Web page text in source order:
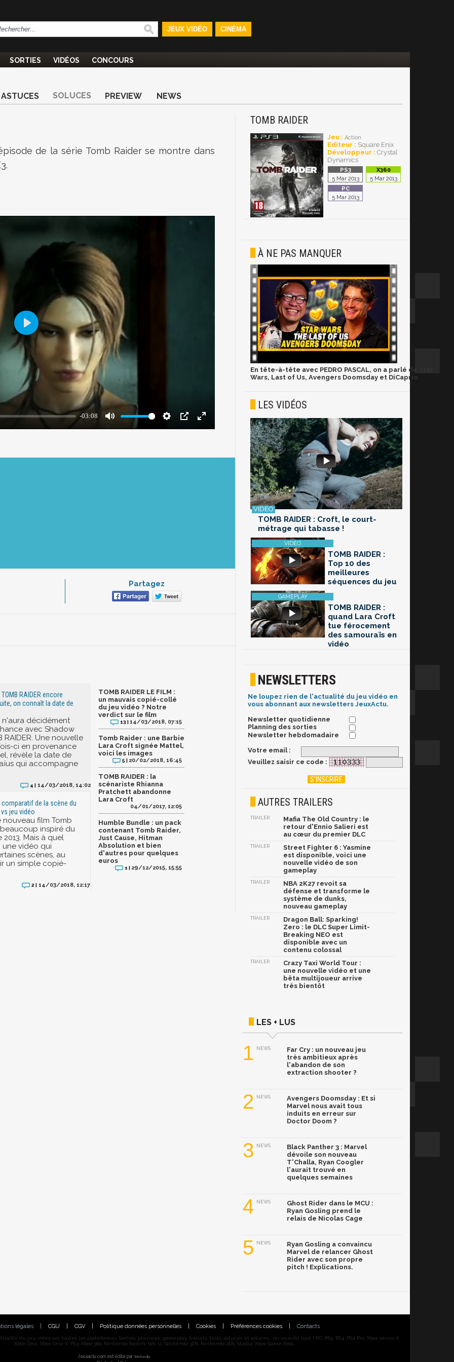
JEUX VIDÉO CINÉMA
SORTIES VIDÉOS CONCOURS
ASTUCES SOLUCES PREVIEW NEWS
de la série Tomb Raider se montre dans
Partagez
RAIDER encore
on connaît la date de
n'aura décidément
avec Shadow
RAIDER. Une nouvelle
ci en provenance
révèle la date de
qui accompagne
4 | 14/03/2018, 14:02
comparatif de la scène du
jeu vidéo
nouveau film Tomb
beaucoup inspiré du
Mais à quel
une vidéo qui
scènes, au
un simple copié-
2 | 14/03/2018, 12:17
TOMB RAIDER LE FILM :
un mauvais copié-collé
du jeu vidéo ? Notre
verdict sur le film
13 |14/03/2018, 07:15
Tomb Raider : une Barbie
Lara Croft signée Mattel,
voici les images
5 | 20/02/2018, 16:45
TOMB RAIDER : la
scénariste Rhianna
Pratchett abandonne
Lara Croft
04/01/2017, 12:05
Humble Bundle : un pack
contenant Tomb Raider,
Just Cause, Hitman
Absolution et bien
d'autres pour quelques
euros
1 | 29/12/2015, 15:55
TOMB RAIDER
Jeu : Action
Editeur : Square Enix
Développeur : Crystal
Dynamics
5 Mar 2013 5 Mar 2013
5 Mar 2013
À NE PAS MANQUER
En tête-à-tête avec PEDRO PASCAL, on a parlé de Star
Wars, Last of Us, Avengers Doomsday et DiCaprio
LES VIDÉOS
TOMB RAIDER : Croft, le court-
métrage qui tabasse !
TOMB RAIDER :
Top 10 des
meilleures
séquences du jeu
TOMB RAIDER :
quand Lara Croft
tue férocement
des samouraïs en
vidéo
NEWSLETTERS
Ne loupez rien de l'actualité du jeu vidéo en
vous abonnant aux newsletters JeuxActu.
Newsletter quotidienne
Planning des sorties
Newsletter hebdomadaire
Votre email :
Veuillez saisir ce code :
AUTRES TRAILERS
TRAILER
Mafia The Old Country : le
retour d'Ennio Salieri est
au cœur du premier DLC
TRAILER
Street Fighter 6 : Yasmine
est disponible, voici une
nouvelle vidéo de son
gameplay
TRAILER
NBA 2K27 revoit sa
défense et transforme le
système de dunks,
nouveau gameplay
TRAILER
Dragon Ball: Sparking!
Zero : le DLC Super Limit-
Breaking NEO est
disponible avec un
contenu colossal
TRAILER
Crazy Taxi World Tour :
une nouvelle vidéo et une
bêta multijoueur arrive
très bientôt
LES + LUS
1 NEWS
Far Cry : un nouveau jeu
très ambitieux après
l'abandon de son
extraction shooter ?
2 NEWS
Avengers Doomsday : Et si
Marvel nous avait tous
induits en erreur sur
Doctor Doom ?
3 NEWS
Black Panther 3 : Marvel
dévoile son nouveau
T'Challa, Ryan Coogler
l'aurait trouvé en
quelques semaines
4 NEWS
Ghost Rider dans le MCU :
Ryan Gosling prend le
relais de Nicolas Cage
5 NEWS
Ryan Gosling a convaincu
Marvel de relancer Ghost
Rider avec son propre
pitch ! Explications.
légales CGU CGV Politique données personnelles Cookies Préférences cookies Contacts
du jeu vidéo sur toutes les plateformes. Sorties, previews, gameplay, trailers, tests, astuces et soluces... on vous dit tout ! PC, PS5, PS4, PS4 Pro, Xbox series X,
Xbox One, Xbox One X, PS3, Xbox 360, Nintendo Switch, Wii U, Nintendo 3DS, Nintendo 2DS, Stadia, Xbox Game Pass...
Jeuxactu.com est édité par Webedia